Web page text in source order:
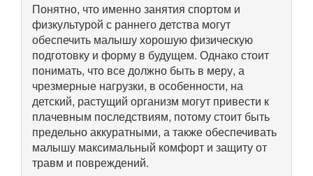
Понятно, что именно занятия спортом и
физкультурой с раннего детства могут
обеспечить малышу хорошую физическую
подготовку и форму в будущем. Однако стоит
понимать, что все должно быть в меру, а
чрезмерные нагрузки, в особенности, на
детский, растущий организм могут привести к
плачевным последствиям, потому стоит быть
предельно аккуратными, а также обеспечивать
малышу максимальный комфорт и защиту от
травм и повреждений.